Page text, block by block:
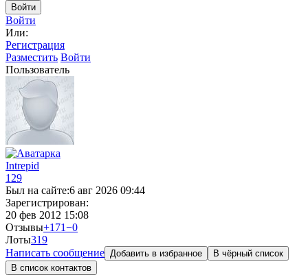
Войти
Войти
Или:
Регистрация
Разместить Войти
Пользователь
Intrepid
129
Был на сайте:6 авг 2026 09:44
Зарегистрирован:
20 фев 2012 15:08
Отзывы+171−0
Лоты319
Написать сообщение Добавить в избранное
В чёрный список
В список контактов